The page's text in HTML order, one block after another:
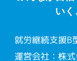
いく
就労継続支援B
運営会社：株